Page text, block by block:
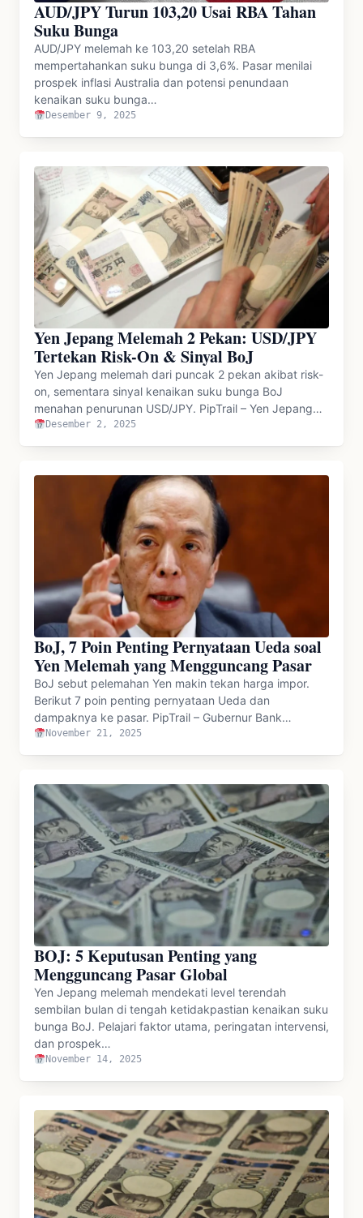
AUD/JPY Turun 103,20 Usai RBA Tahan
Suku Bunga
AUD/JPY melemah ke 103,20 setelah RBA
mempertahankan suku bunga di 3,6%. Pasar menilai
prospek inflasi Australia dan potensi penundaan
kenaikan suku bunga…
Desember 9, 2025
Yen Jepang Melemah 2 Pekan: USD/JPY
Tertekan Risk-On & Sinyal BoJ
Yen Jepang melemah dari puncak 2 pekan akibat risk-
on, sementara sinyal kenaikan suku bunga BoJ
menahan penurunan USD/JPY. PipTrail – Yen Jepang…
Desember 2, 2025
BoJ, 7 Poin Penting Pernyataan Ueda soal
Yen Melemah yang Mengguncang Pasar
BoJ sebut pelemahan Yen makin tekan harga impor.
Berikut 7 poin penting pernyataan Ueda dan
dampaknya ke pasar. PipTrail – Gubernur Bank…
November 21, 2025
BOJ: 5 Keputusan Penting yang
Mengguncang Pasar Global
Yen Jepang melemah mendekati level terendah
sembilan bulan di tengah ketidakpastian kenaikan suku
bunga BoJ. Pelajari faktor utama, peringatan intervensi,
dan prospek…
November 14, 2025